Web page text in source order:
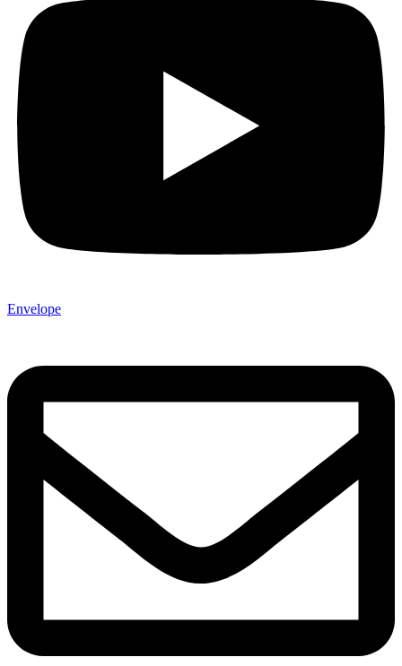
Envelope